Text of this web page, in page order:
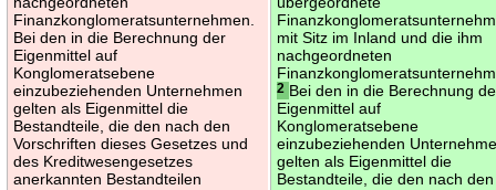
Finanzkonglomeratsunternehmen.
Bei den in die Berechnung der
Eigenmittel auf
Konglomeratsebene
einzubeziehenden Unternehmen
gelten als Eigenmittel die
Bestandteile, die den nach den
Vorschriften dieses Gesetzes und
des Kreditwesengesetzes
anerkannten Bestandteilen
mit Sitz im Inland und die ihm
nachgeordneten
2 Bei den in die Berechnung
Eigenmittel auf
Konglomeratsebene
einzubeziehenden
gelten als Eigenmittel die
Bestandteile, die den nach den